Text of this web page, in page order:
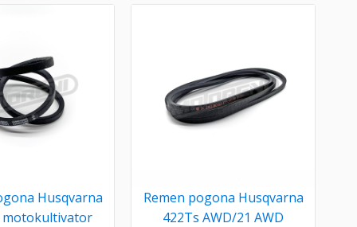
Husqvarna
motokultivator
Remen pogona Husqvarna
422Ts AWD/21 AWD